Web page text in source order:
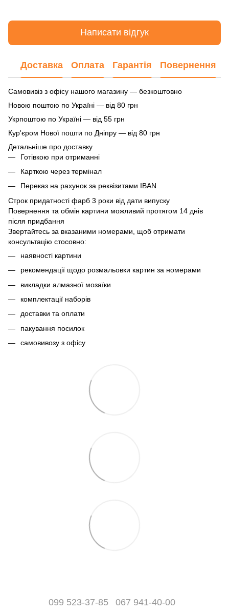
Написати відгук
Доставка Оплата Гарантія Повернення
Самовивіз з офісу нашого магазину — безкоштовно
Новою поштою по Україні — від 80 грн
Укрпоштою по Україні — від 55 грн
Кур'єром Нової пошти по Дніпру — від 80 грн
Детальніше про доставку
Готівкою при отриманні
Карткою через термінал
Переказ на рахунок за реквізитами IBAN
Строк придатності фарб 3 роки від дати випуску
Повернення та обмін картини можливий протягом 14 днів
після придбання
Звертайтесь за вказаними номерами, щоб отримати
консультацію стосовно:
наявності картини
рекомендації щодо розмальовки картин за номерами
викладки алмазної мозаїки
комплектації наборів
доставки та оплати
пакування посилок
самовивозу з офісу
099 523-37-85 067 941-40-00